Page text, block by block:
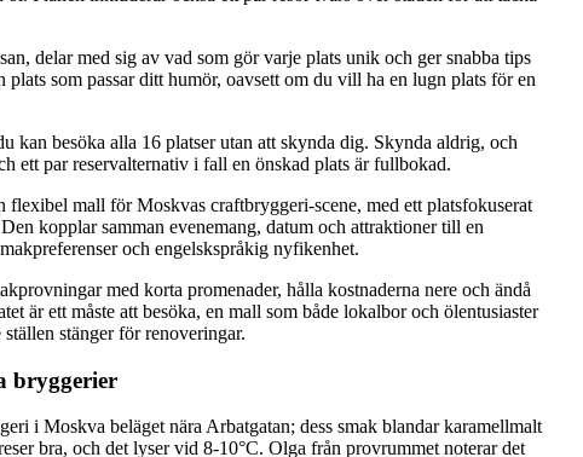
delar med sig av vad som gör varje plats unik och ger snabba tips
som passar ditt humör, oavsett om du vill ha en lugn plats för en
kan besöka alla 16 platser utan att skynda dig. Skynda aldrig, och
ett par reservalternativ i fall en önskad plats är fullbokad.
flexibel mall för Moskvas craftbryggeri-scene, med ett platsfokuserat
kopplar samman evenemang, datum och attraktioner till en
och engelskspråkig nyfikenhet.
med korta promenader, hålla kostnaderna nere och ändå
är ett måste att besöka, en mall som både lokalbor och ölentusiaster
stänger för renoveringar.
bryggerier
i Moskva beläget nära Arbatgatan; dess smak blandar karamellmalt
bra, och det lyser vid 8-10°C. Olga från provrummet noterar det